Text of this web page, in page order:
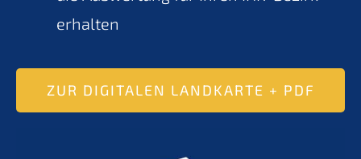
erhalten
ZUR DIGITALEN LANDKARTE + PDF